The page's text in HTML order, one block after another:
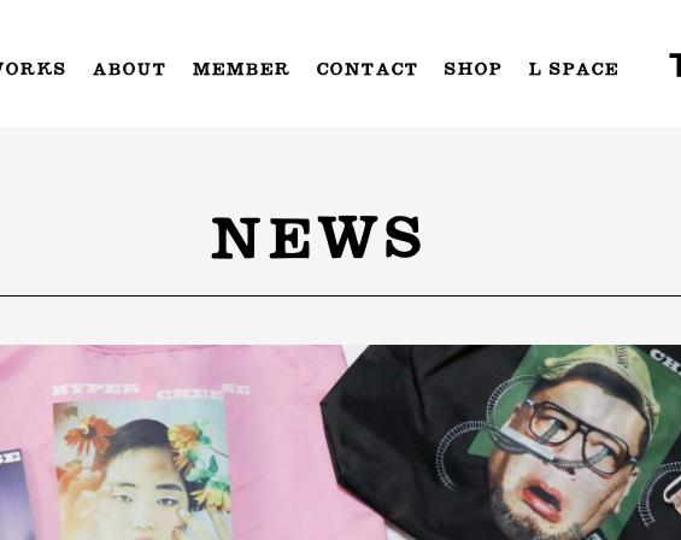
ABOUT MEMBER CONTACT SHOP L SPACE
NEWS